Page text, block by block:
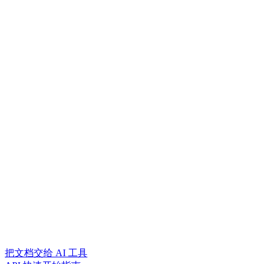
把文档交给 AI 工具